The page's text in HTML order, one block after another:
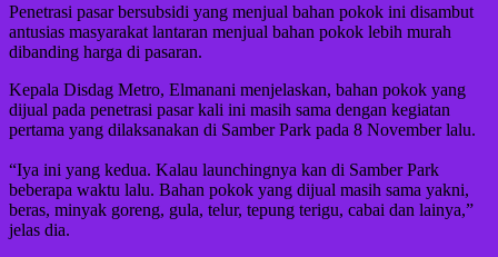
Penetrasi pasar bersubsidi yang menjual bahan pokok ini disambut
antusias masyarakat lantaran menjual bahan pokok lebih murah
dibanding harga di pasaran.
Kepala Disdag Metro, Elmanani menjelaskan, bahan pokok yang
dijual pada penetrasi pasar kali ini masih sama dengan kegiatan
pertama yang dilaksanakan di Samber Park pada 8 November lalu.
“Iya ini yang kedua. Kalau launchingnya kan di Samber Park
beberapa waktu lalu. Bahan pokok yang dijual masih sama yakni,
beras, minyak goreng, gula, telur, tepung terigu, cabai dan lainya,”
jelas dia.